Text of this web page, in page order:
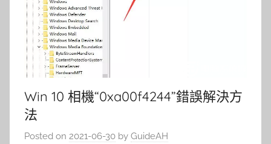
Win 10 相機“0xa00f4244”錯誤解決方
法
Posted on 2021-06-30 by GuideAH